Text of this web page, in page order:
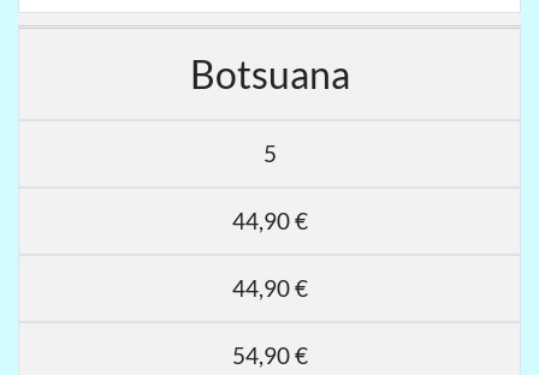
Botsuana
5
44,90 €
44,90 €
54,90 €